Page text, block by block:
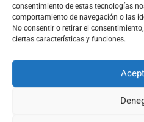
consentimiento de estas tecnologías
comportamiento de navegación o las
No consentir o retirar el
ciertas características y funciones.
Lana 100% acrílicaen
3,5-4,5.
Su densidad, resistencia y
realización de alfombras,